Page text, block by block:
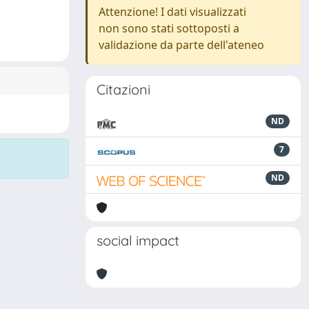
Attenzione! I dati visualizzati
non sono stati sottoposti a
validazione da parte dell'ateneo
Citazioni
ND
7
ND
social impact